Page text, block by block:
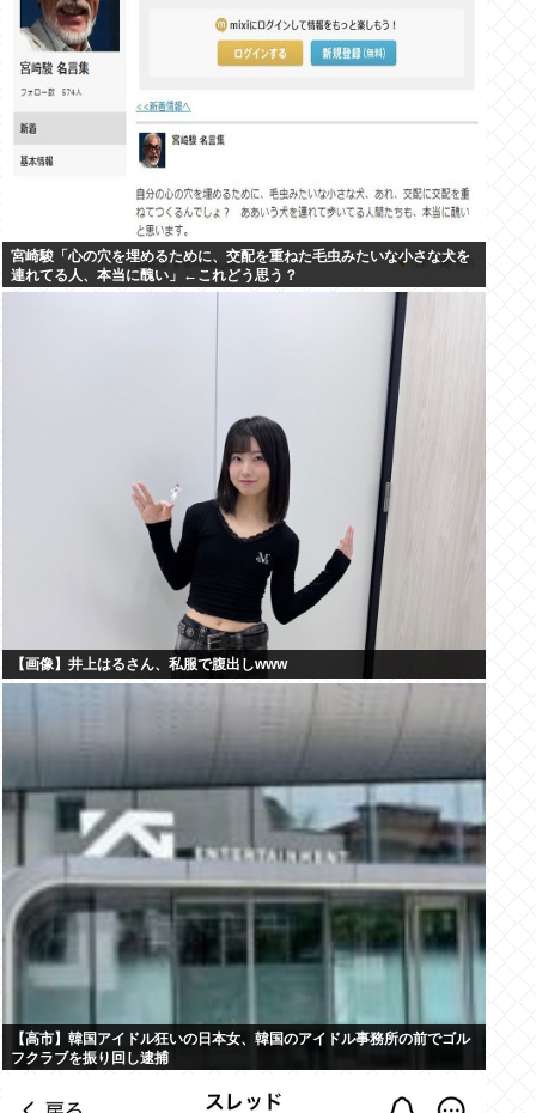
宮崎駿「心の穴を埋めるために、交配を重ねた毛虫みたいな小さな犬を
連れてる人、本当に醜い」←これどう思う？
【画像】井上はるさん、私服で腹出しwww
【高市】韓国アイドル狂いの日本女、韓国のアイドル事務所の前でゴル
フクラブを振り回し逮捕